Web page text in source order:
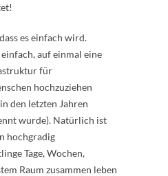
es einfach wird.
auf einmal eine
für
hochzuziehen
den letzten Jahren
wurde). Natürlich ist
hochgradig
Tage, Wochen,
Raum zusammen leben